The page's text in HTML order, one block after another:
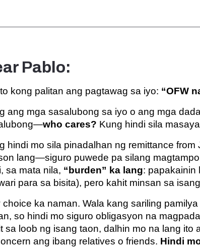
Pablo:
kong palitan ang pagtawag sa iyo: “OFW
ang mga sasalubong sa iyo o ang mga
who cares? Kung hindi sila
hindi mo sila pinadalhan ng remittance
lang—siguro puwede pa silang
sa mata nila, “burden” ka lang: papakainin
para sa bisita), pero kahit minsan sa
choice ka naman. Wala kang sariling
so hindi mo siguro obligasyon na
sa loob ng isang taon, dalhin mo na lang
ang ibang relatives o friends. Hindi